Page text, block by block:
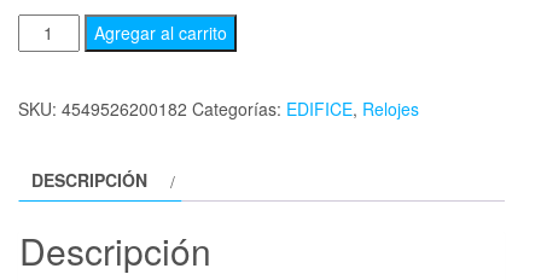
Agregar al carrito
SKU: 4549526200182 Categorías: EDIFICE, Relojes
DESCRIPCIÓN
Descripción